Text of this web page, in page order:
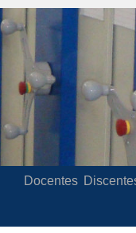
Docentes